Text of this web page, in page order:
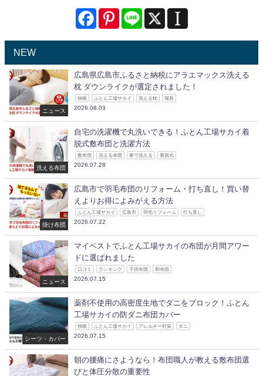
NEW
ニュース
広島県広島市ふるさと納税にアラエマックス洗える
枕 ダウンライクが選定されました！
快眠 ふとん工場サカイ 洗える枕 寝具
2026.08.03
洗える布団
自宅の洗濯機で丸洗いできる！ふとん工場サカイ着
脱式敷布団と洗濯方法
敷布団 洗える布団 家で洗える 着脱式
2026.07.28
掛け布団
広島市で羽毛布団のリフォーム・打ち直し！買い替
えよりお得によみがえる方法
ふとん工場サカイ 広島市 羽毛リフォーム 打ち直し
2026.07.22
ニュース
マイベストでふとん工場サカイの布団が月間アワー
ドに選ばれました
口コミ ランキング 子供布団 和布団
2026.07.15
シーツ・カバー
薬剤不使用の高密度生地でダニをブロック！ふとん
工場サカイの防ダニ布団カバー
快眠 ふとん工場サカイ アレルギー対策 ダニ
2026.07.15
朝の腰痛にさようなら！布団職人が教える敷布団選
びと体圧分散の重要性